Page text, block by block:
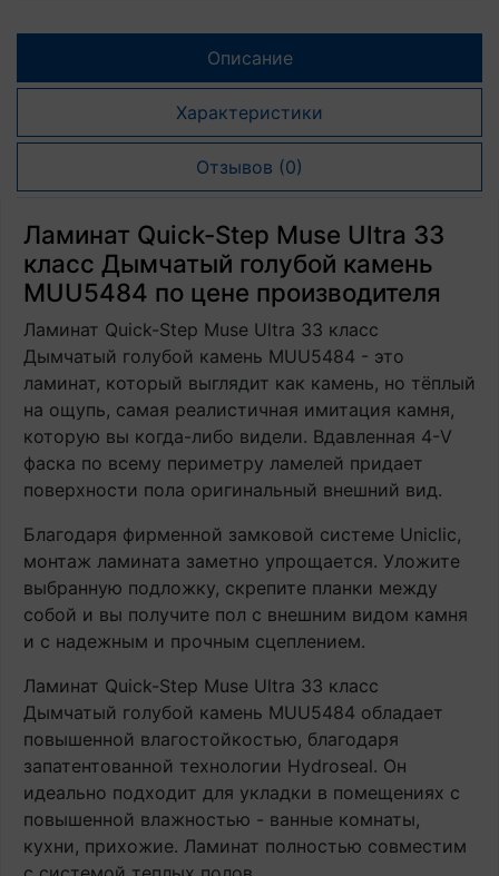
Описание
Характеристики
Отзывов (0)
Ламинат Quick-Step Muse Ultra 33
класс Дымчатый голубой камень
MUU5484 по цене производителя
Ламинат Quick-Step Muse Ultra 33 класс
Дымчатый голубой камень MUU5484 - это
ламинат, который выглядит как камень, но тёплый
на ощупь, самая реалистичная имитация камня,
которую вы когда-либо видели. Вдавленная 4-V
фаска по всему периметру ламелей придает
поверхности пола оригинальный внешний вид.
Благодаря фирменной замковой системе Uniclic,
монтаж ламината заметно упрощается. Уложите
выбранную подложку, скрепите планки между
собой и вы получите пол с внешним видом камня
и с надежным и прочным сцеплением.
Ламинат Quick-Step Muse Ultra 33 класс
Дымчатый голубой камень MUU5484 обладает
повышенной влагостойкостью, благодаря
запатентованной технологии Hydroseal. Он
идеально подходит для укладки в помещениях с
повышенной влажностью - ванные комнаты,
кухни, прихожие. Ламинат полностью совместим